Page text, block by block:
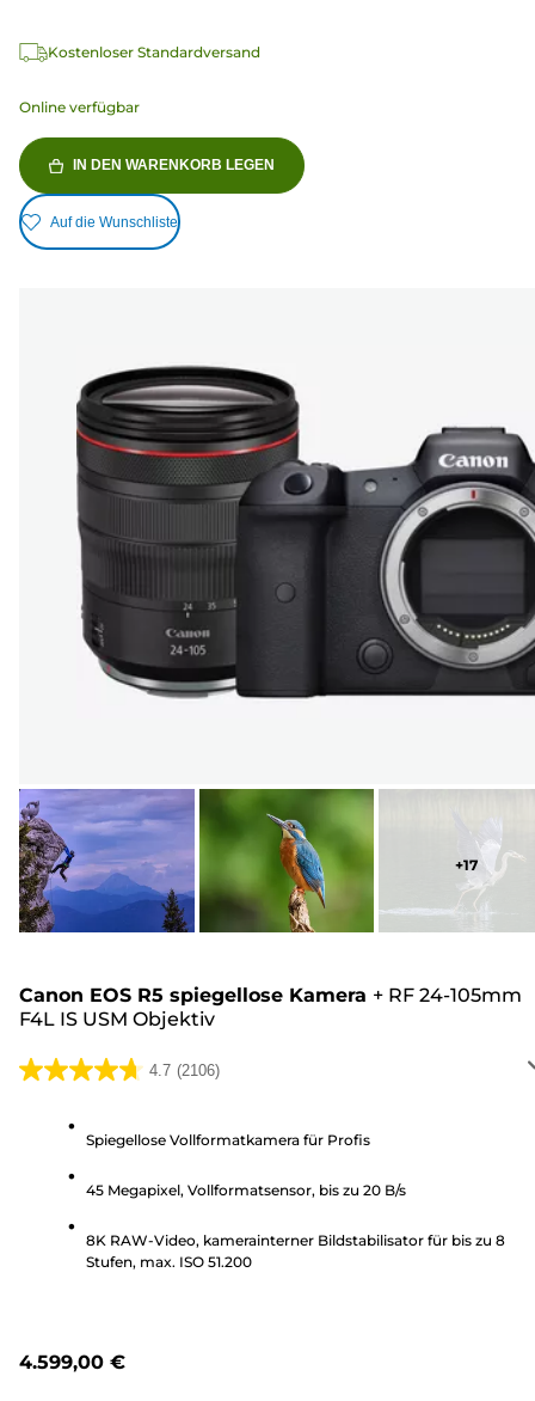
Kostenloser Standardversand
Online verfügbar
IN DEN WARENKORB LEGEN
Auf die Wunschliste
+17
Canon EOS R5 spiegellose Kamera + RF 24-105mm
F4L IS USM Objektiv
4.7 (2106)
4.7
Sternen.
Bewertungen
Spiegellose Vollformatkamera für Profis
45 Megapixel, Vollformatsensor, bis zu 20 B/s
8K RAW-Video, kamerainterner Bildstabilisator für bis zu 8
Stufen, max. ISO 51.200
4.599,00 €